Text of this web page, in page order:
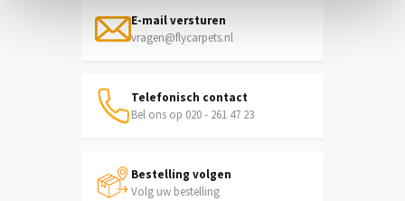
E-mail versturen
vragen@flycarpets.nl
Telefonisch contact
Bel ons op 020 - 261 47 23
Bestelling volgen
Volg uw bestelling